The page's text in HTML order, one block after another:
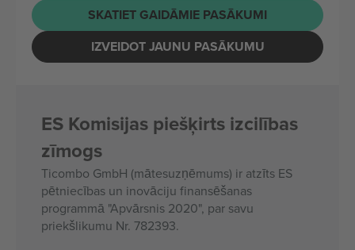
SKATIET GAIDĀMIE PASĀKUMI
IZVEIDOT JAUNU PASĀKUMU
ES Komisijas piešķirts izcilības
zīmogs
Ticombo GmbH (mātesuzņēmums) ir atzīts ES
pētniecības un inovāciju finansēšanas
programmā "Apvārsnis 2020", par savu
priekšlikumu Nr. 782393.